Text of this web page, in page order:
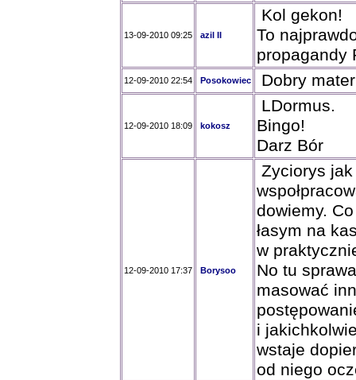
13-09-2010 09:25 azil II
Kol gekon!
To
propagandy
12-09-2010 22:54 Posokowiec Dobry
12-09-2010 18:09 kokosz
LDormus.
Bingo!
Darz Bór
12-09-2010 17:37 Borysoo
Zyciorys jak
dowiemy.
łasym na
w
No tu
masować
i
wstaje
od niego